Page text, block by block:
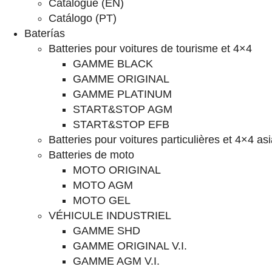
Catalogue (EN)
Catálogo (PT)
Baterías
Batteries pour voitures de tourisme et 4×4
GAMME BLACK
GAMME ORIGINAL
GAMME PLATINUM
START&STOP AGM
START&STOP EFB
Batteries pour voitures particulières et 4×4
Batteries de moto
MOTO ORIGINAL
MOTO AGM
MOTO GEL
VÉHICULE INDUSTRIEL
GAMME SHD
GAMME ORIGINAL V.I.
GAMME AGM V.I.